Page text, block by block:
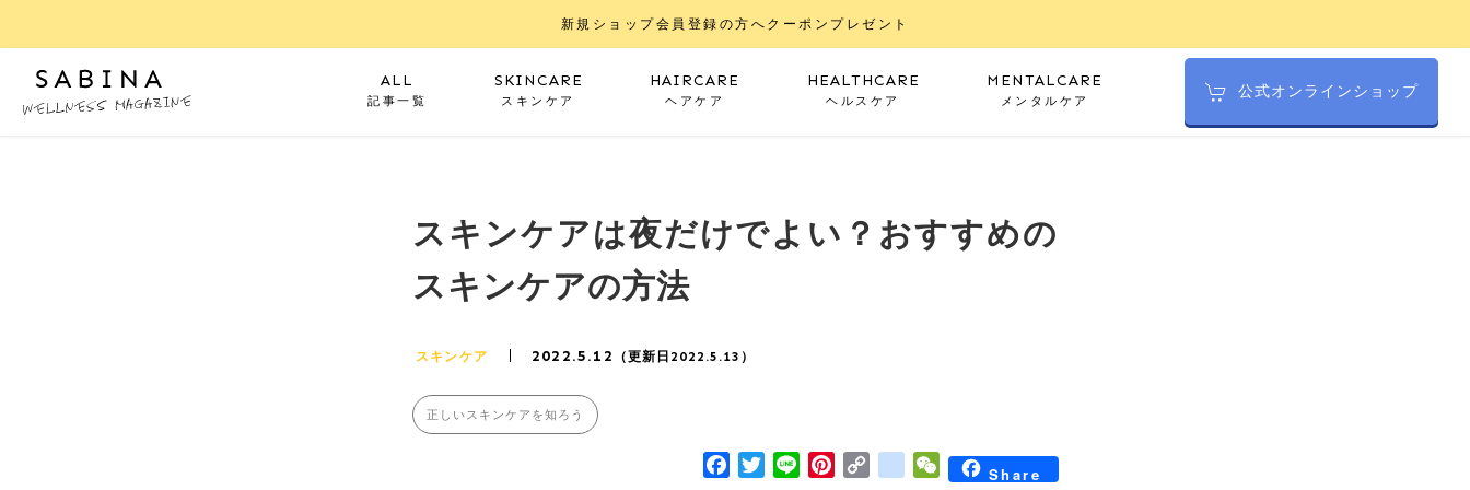
ALL
記事一覧
SKINCARE
スキンケア
HAIRCARE
ヘアケア
HEALTHCARE
ヘルスケア
MENTALCARE
メンタルケア 公式オンラインショップ
新規ショップ会員登録の方へクーポンプレゼント
スキンケアは夜だけでよい？おすすめの
スキンケアの方法
スキンケア 2022.5.12 （更新日2022.5.13）
正しいスキンケアを知ろう
Facebook
Twitter
Line Pinterest
Copygoogle_bookmarks
WeChatShare